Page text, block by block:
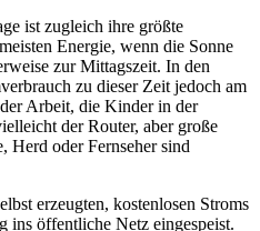
ist zugleich ihre größte
Energie, wenn die Sonne
zur Mittagszeit. In den
zu dieser Zeit jedoch am
Arbeit, die Kinder in der
der Router, aber große
Herd oder Fernseher sind
erzeugten, kostenlosen Stroms
ins öffentliche Netz eingespeist.